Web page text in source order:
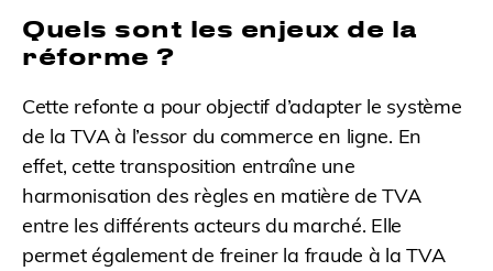
Quels sont les enjeux de la
réforme ?
Cette refonte a pour objectif d’adapter le système
de la TVA à l’essor du commerce en ligne. En
effet, cette transposition entraîne une
harmonisation des règles en matière de TVA
entre les différents acteurs du marché. Elle
permet également de freiner la fraude à la TVA